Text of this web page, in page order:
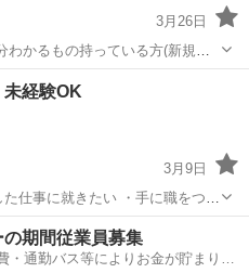
3月26日
わかるもの持っている方(新規入
たくさんの建物に 携わってま
玉掛け
経験OK
3月9日
仕事に就きたい ・手に職をつけ
経験不問。 やる気重視で採用し
体を動かして稼ぎたい」 そん
未経験
期間従業員募集
・通勤バス等によりお金が貯まりや